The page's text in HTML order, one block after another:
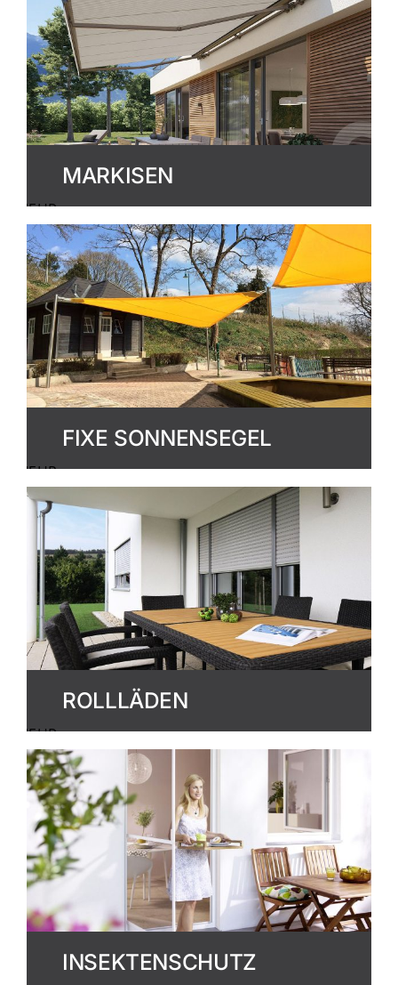
MARKISEN
MEHR
ERFAHREN
FIXE SONNENSEGEL
MEHR
ERFAHREN
ROLLLÄDEN
MEHR
ERFAHREN
INSEKTENSCHUTZ